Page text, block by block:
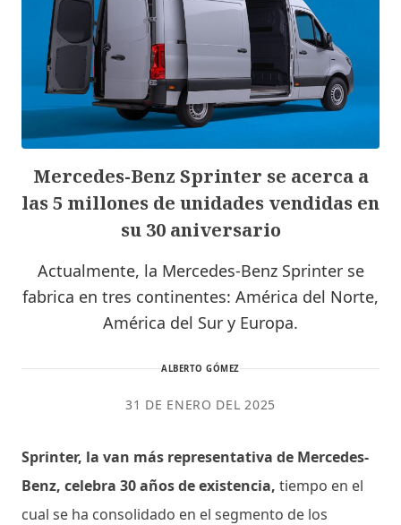
Mercedes-Benz Sprinter se acerca a
las 5 millones de unidades vendidas en
su 30 aniversario
Actualmente, la Mercedes-Benz Sprinter se
fabrica en tres continentes: América del Norte,
América del Sur y Europa.
ALBERTO GÓMEZ
31 DE ENERO DEL 2025
Sprinter, la van más representativa de Mercedes-
Benz, celebra 30 años de existencia, tiempo en el
cual se ha consolidado en el segmento de los